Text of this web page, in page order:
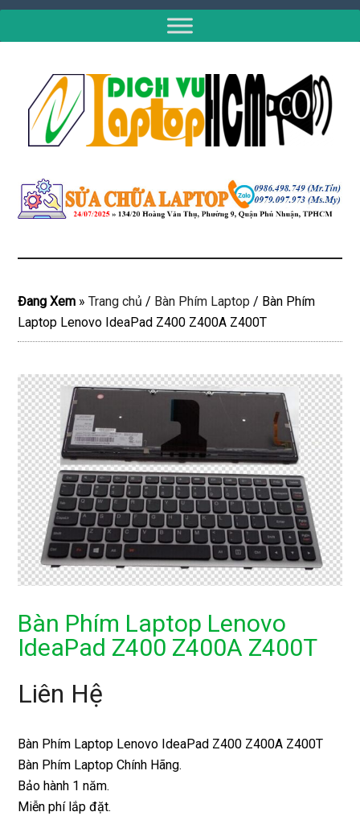
Đang Xem »Trang chủ / Bàn Phím Laptop / Bàn Phím
Laptop Lenovo IdeaPad Z400 Z400A Z400T
Bàn Phím Laptop Lenovo
IdeaPad Z400 Z400A Z400T
Liên Hệ
Bàn Phím Laptop Lenovo IdeaPad Z400 Z400A Z400T
Bàn Phím Laptop Chính Hãng.
Bảo hành 1 năm.
Miễn phí lắp đặt.